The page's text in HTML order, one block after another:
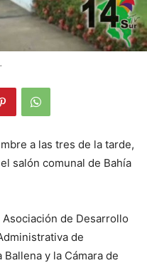
a las tres de la tarde,
salón comunal de Bahía
de Desarrollo
de
y la Cámara de